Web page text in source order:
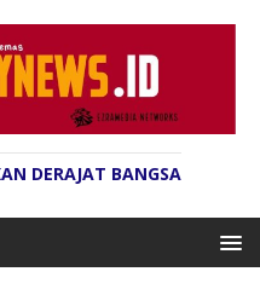
DERAJAT BANGSA